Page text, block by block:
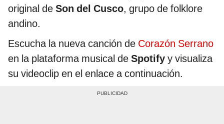
original de Son del Cusco, grupo de folklore
andino.
Escucha la nueva canción de Corazón Serrano
en la plataforma musical de Spotify y visualiza
su videoclip en el enlace a continuación.